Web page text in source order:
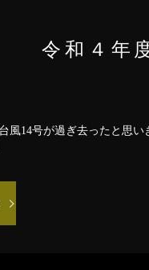
令和４年
風14号が過ぎ去ったと思